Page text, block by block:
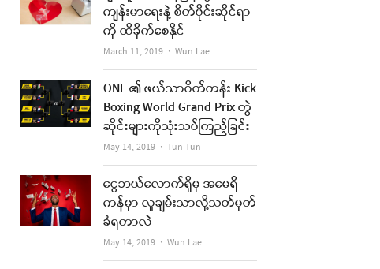
ကျန်းမာရေးနဲ့ စိတ်ပိုင်းဆိုင်ရာ
ကို ထိခိုက်စေနိုင်
March 11, 2019 Author
Wun Lae
ONE ၏ ဖယ်သာဝိတ်တန်း Kick
Boxing World Grand Prix တွဲ
ဆိုင်းများကိုသုံးသပ်ကြည့်ခြင်း
May 14, 2019 Author
Tun Tun
ငွေဘယ်လောက်ရှိမှ အမေရိ
ကန်မှာ လူချမ်းသာလို့သတ်မှတ်
ခံရတာလဲ
May 14, 2019 Author
Wun Lae